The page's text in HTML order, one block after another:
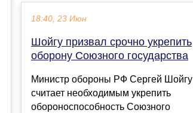
18:40, 23 Июн
Шойгу призвал срочно укрепить
оборону Союзного государства
Министр обороны РФ Сергей Шойгу
считает необходимым укрепить
обороноспособность Союзного